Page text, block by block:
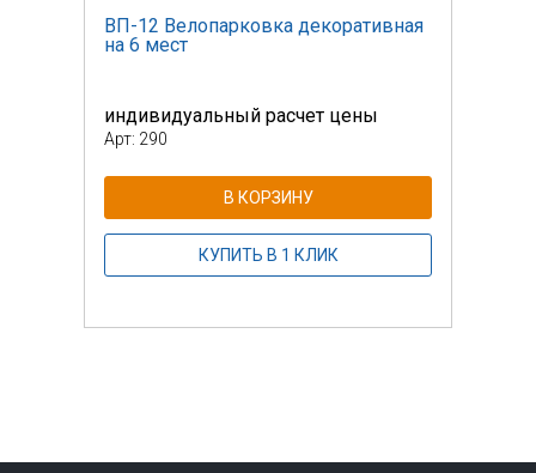
ВП-12 Велопарковка декоративная
на 6 мест
индивидуальный расчет цены
Арт: 290
В КОРЗИНУ
КУПИТЬ В 1 КЛИК